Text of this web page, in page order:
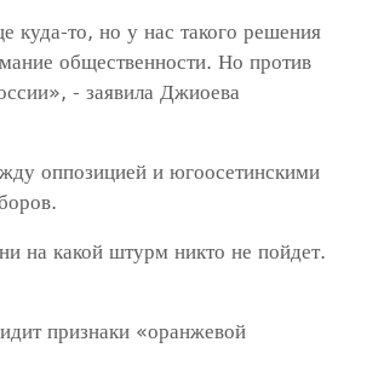
куда-то, но у нас такого решения
общественности. Но против
- заявила Джиоева
оппозицией и югоосетинскими
на какой штурм никто не пойдет.
признаки «оранжевой